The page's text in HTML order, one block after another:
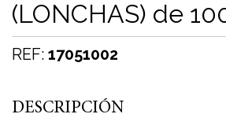
(LONCHAS) de
REF: 17051002
DESCRIPCIÓN